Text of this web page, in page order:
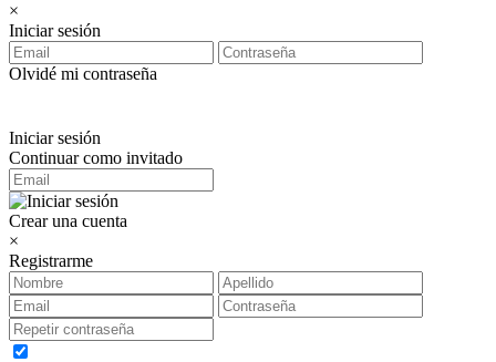
×
Iniciar sesión
Olvidé mi contraseña
Iniciar sesión
Continuar como invitado
Crear una cuenta
×
Registrarme